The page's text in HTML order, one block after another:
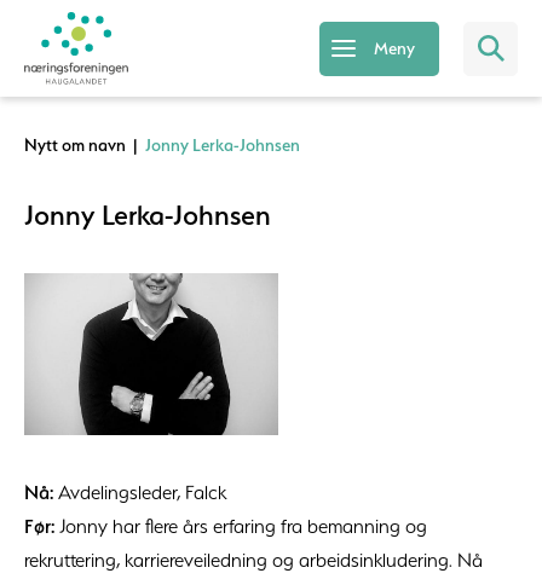
Meny
Nytt om navn | Jonny Lerka-Johnsen
Jonny Lerka-Johnsen
Nå: Avdelingsleder, Falck
Før: Jonny har flere års erfaring fra bemanning og
rekruttering, karriereveiledning og arbeidsinkludering. Nå